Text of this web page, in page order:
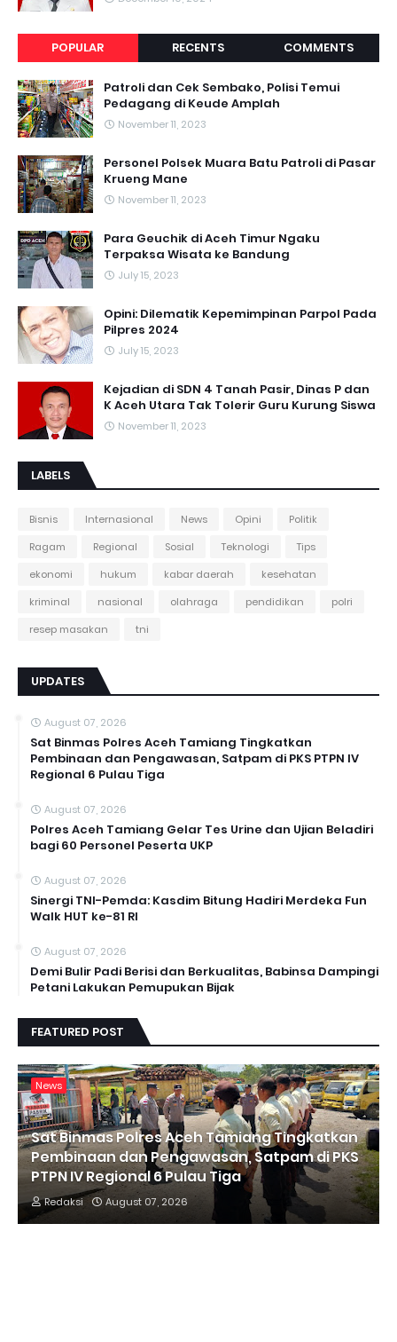
POPULAR RECENTS COMMENTS
Patroli dan Cek Sembako, Polisi Temui
Pedagang di Keude Amplah
November 11, 2023
Personel Polsek Muara Batu Patroli di Pasar
Krueng Mane
November 11, 2023
Para Geuchik di Aceh Timur Ngaku
Terpaksa Wisata ke Bandung
July 15, 2023
Opini: Dilematik Kepemimpinan Parpol Pada
Pilpres 2024
July 15, 2023
Kejadian di SDN 4 Tanah Pasir, Dinas P dan
K Aceh Utara Tak Tolerir Guru Kurung Siswa
November 11, 2023
LABELS
Bisnis Internasional News Opini
Politik
Ragam
Regional Sosial Teknologi
Tips
ekonomi
hukum kabar daerah
kesehatan
kriminal
nasional olahraga pendidikan
polri
resep masakan
tni
UPDATES
August 07, 2026
Sat Binmas Polres Aceh Tamiang Tingkatkan
Pembinaan dan Pengawasan, Satpam di PKS PTPN IV
Regional 6 Pulau Tiga
August 07, 2026
Polres Aceh Tamiang Gelar Tes Urine dan Ujian Beladiri
bagi 60 Personel Peserta UKP
August 07, 2026
Sinergi TNI-Pemda: Kasdim Bitung Hadiri Merdeka Fun
Walk HUT ke-81 RI
August 07, 2026
Demi Bulir Padi Berisi dan Berkualitas, Babinsa Dampingi
Petani Lakukan Pemupukan Bijak
FEATURED POST
News
Sat Binmas Polres Aceh Tamiang Tingkatkan
Pembinaan dan Pengawasan, Satpam di PKS
PTPN IV Regional 6 Pulau Tiga
Redaksi August 07, 2026